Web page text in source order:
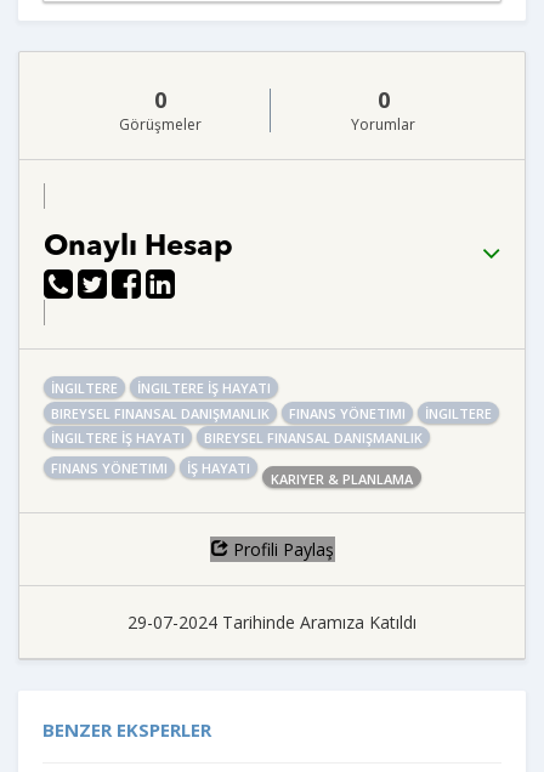
0
Görüşmeler
0
Yorumlar
Onaylı Hesap
İNGILTERE
İNGILTERE İŞ HAYATI
BIREYSEL FINANSAL DANIŞMANLIK
FINANS YÖNETIMI
İNGILTERE
İNGILTERE İŞ HAYATI
BIREYSEL FINANSAL DANIŞMANLIK
FINANS YÖNETIMI
İŞ HAYATI
KARIYER & PLANLAMA
Profili Paylaş
29-07-2024 Tarihinde Aramıza Katıldı
BENZER EKSPERLER